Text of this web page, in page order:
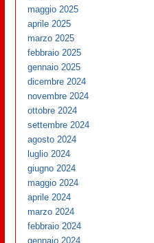
maggio 2025
aprile 2025
marzo 2025
febbraio 2025
gennaio 2025
dicembre 2024
novembre 2024
ottobre 2024
settembre 2024
agosto 2024
luglio 2024
giugno 2024
maggio 2024
aprile 2024
marzo 2024
febbraio 2024
gennaio 2024